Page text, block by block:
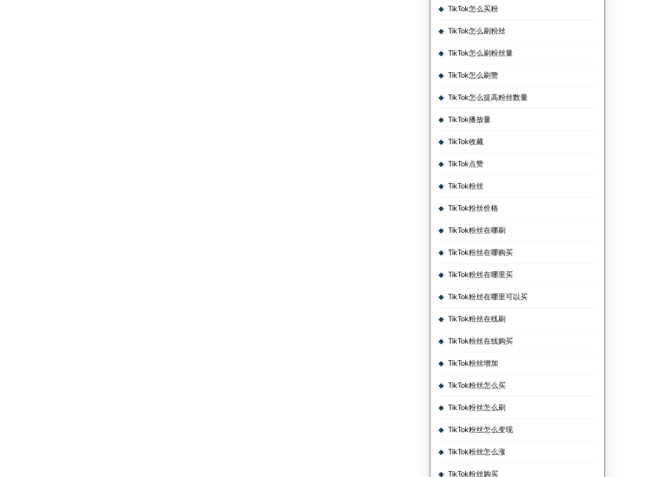
TikTok怎么买粉
TikTok怎么刷粉丝
TikTok怎么刷粉丝量
TikTok怎么刷赞
TikTok怎么提高粉丝数量
TikTok播放量
TikTok收藏
TikTok点赞
TikTok粉丝
TikTok粉丝价格
TikTok粉丝在哪刷
TikTok粉丝在哪购买
TikTok粉丝在哪里买
TikTok粉丝在哪里可以买
TikTok粉丝在线刷
TikTok粉丝在线购买
TikTok粉丝增加
TikTok粉丝怎么买
TikTok粉丝怎么刷
TikTok粉丝怎么变现
TikTok粉丝怎么涨
TikTok粉丝购买